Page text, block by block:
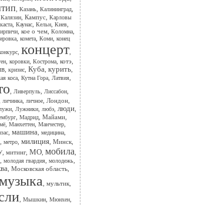
Казань, Калининград,
Калязин Кампус Карловы
каста Каунас Кельн Киев
, кое о чем, Коломна,
, комета, Коми, конец
концерт,
коровки Кострома котэ
кризис Куба курить
коса, Кутна Гора, Латвия,
Ливерпуль, Лиссабон,
личинка, личное, Лондон,
лужи Лужники любэ люди
, Мадрид, Майами,
Манхеттен Манчестер
машина медицина
метро милиция Минск
, митинг, МО, мобила
молодая гвардия, молодежь,
Московская область
мультик,
Мышкин Мюнхен